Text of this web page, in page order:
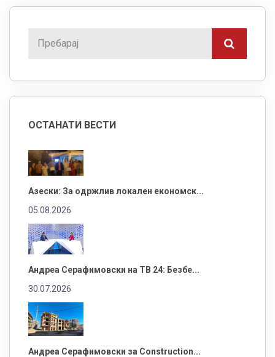
ОСТАНАТИ ВЕСТИ
Азески: За одржлив локален економск...
05.08.2026
Андреа Серафимовски на ТВ 24: Безбе...
30.07.2026
Андреа Серафимовски за Construction...